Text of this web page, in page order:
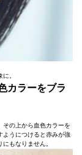
。
カラーをブラ
その上から血色カラーを
ようにつけると赤みが強
もなりません。